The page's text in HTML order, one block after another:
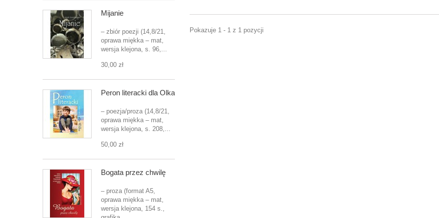
Mijanie
– zbiór poezji (14,8/21,
oprawa miękka – mat,
wersja klejona, s. 96,...
30,00 zł
Peron literacki dla Olka
– poezja/proza (14,8/21,
oprawa miękka – mat,
wersja klejona, s. 208,...
50,00 zł
Bogata przez chwilę
– proza (format A5,
oprawa miękka – mat,
wersja klejona, 154 s.,
Pokazuje 1 - 1 z 1 pozycji